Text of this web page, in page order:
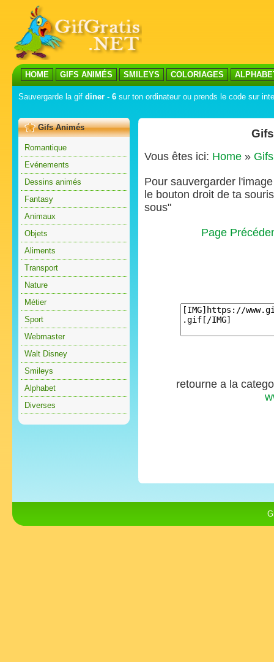
HOME GIFS ANIMÉS SMILEYS COLORIAGES
Sauvergarde la gif diner - 6 sur ton ordinateur ou prends le code sur
Gifs Animés
Romantique
Evénements
Dessins animés
Fantasy
Animaux
Objets
Aliments
Transport
Nature
Métier
Sport
Webmaster
Walt Disney
Smileys
Alphabet
Diverses
Vous êtes ici: Home »
Pour sauvergarder
le bouton droit de ta
sous"
Page
retourne a la